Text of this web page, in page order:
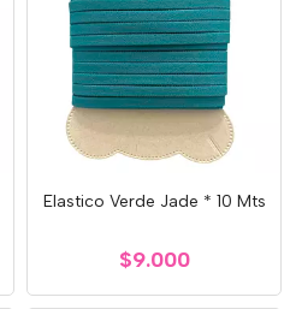
Elastico Verde Jade * 10 Mts
$9.000